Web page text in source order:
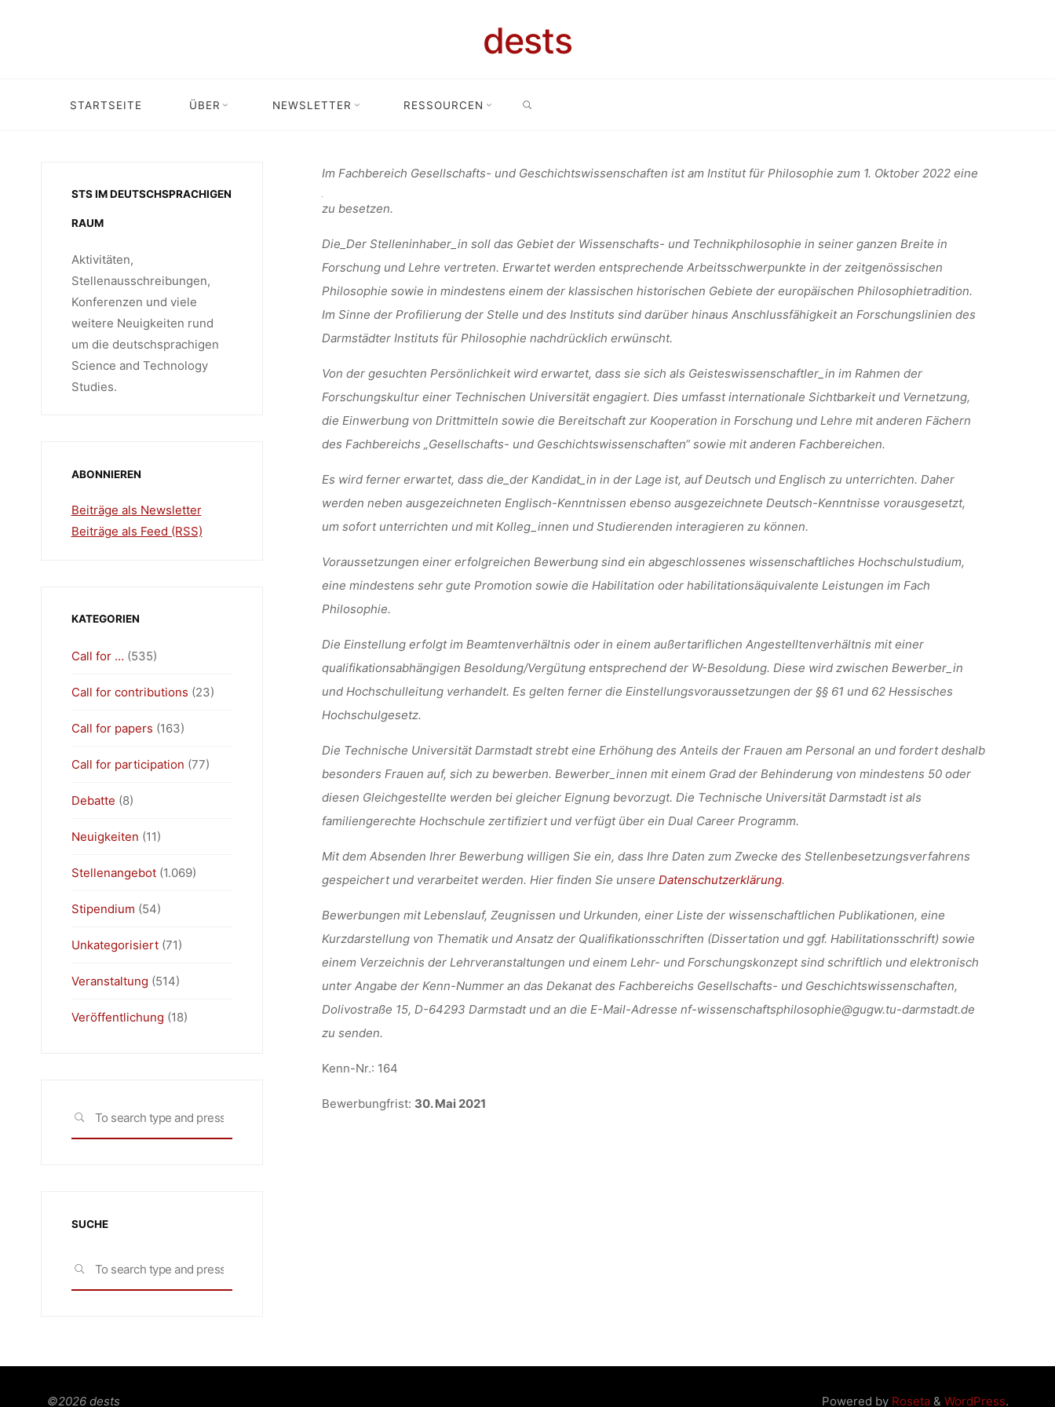
dests
STARTSEITE ÜBER NEWSLETTER RESSOURCEN
UNIVERSITÄTSPROFESSUR (W2)
FÜR „WISSENSCHAFTS- UND
TECHNIKPHILOSOPHIE“ AN DER
TU DARMSTADT
HomeStellenangebot Stellenangebot: Universitätsprofessur (W2) für „Wissenschafts- und Technikphilosophie“ an der TU Darmstadt
Im Fachbereich Gesellschafts- und Geschichtswissenschaften ist am Institut für Philosophie zum 1. Oktober 2022 eine
zu besetzen.
Die_Der Stelleninhaber_in soll das Gebiet der Wissenschafts- und Technikphilosophie in seiner ganzen Breite in
Forschung und Lehre vertreten. Erwartet werden entsprechende Arbeitsschwerpunkte in der zeitgenössischen
Philosophie sowie in mindestens einem der klassischen historischen Gebiete der europäischen Philosophietradition.
Im Sinne der Profilierung der Stelle und des Instituts sind darüber hinaus Anschlussfähigkeit an Forschungslinien des
Darmstädter Instituts für Philosophie nachdrücklich erwünscht.
Von der gesuchten Persönlichkeit wird erwartet, dass sie sich als Geisteswissenschaftler_in im Rahmen der
Forschungskultur einer Technischen Universität engagiert. Dies umfasst internationale Sichtbarkeit und Vernetzung,
die Einwerbung von Drittmitteln sowie die Bereitschaft zur Kooperation in Forschung und Lehre mit anderen Fächern
des Fachbereichs „Gesellschafts- und Geschichtswissenschaften“ sowie mit anderen Fachbereichen.
Es wird ferner erwartet, dass die_der Kandidat_in in der Lage ist, auf Deutsch und Englisch zu unterrichten. Daher
werden neben ausgezeichneten Englisch-Kenntnissen ebenso ausgezeichnete Deutsch-Kenntnisse vorausgesetzt,
um sofort unterrichten und mit Kolleg_innen und Studierenden interagieren zu können.
Voraussetzungen einer erfolgreichen Bewerbung sind ein abgeschlossenes wissenschaftliches Hochschulstudium,
eine mindestens sehr gute Promotion sowie die Habilitation oder habilitationsäquivalente Leistungen im Fach
Philosophie.
Die Einstellung erfolgt im Beamtenverhältnis oder in einem außertariflichen Angestelltenverhältnis mit einer
qualifikationsabhängigen Besoldung/Vergütung entsprechend der W-Besoldung. Diese wird zwischen Bewerber_in
und Hochschulleitung verhandelt. Es gelten ferner die Einstellungsvoraussetzungen der §§ 61 und 62 Hessisches
Hochschulgesetz.
Die Technische Universität Darmstadt strebt eine Erhöhung des Anteils der Frauen am Personal an und fordert deshalb
besonders Frauen auf, sich zu bewerben. Bewerber_innen mit einem Grad der Behinderung von mindestens 50 oder
diesen Gleichgestellte werden bei gleicher Eignung bevorzugt. Die Technische Universität Darmstadt ist als
familiengerechte Hochschule zertifiziert und verfügt über ein Dual Career Programm.
Mit dem Absenden Ihrer Bewerbung willigen Sie ein, dass Ihre Daten zum Zwecke des Stellenbesetzungsverfahrens
gespeichert und verarbeitet werden. Hier finden Sie unsere Datenschutzerklärung.
Bewerbungen mit Lebenslauf, Zeugnissen und Urkunden, einer Liste der wissenschaftlichen Publikationen, eine
Kurzdarstellung von Thematik und Ansatz der Qualifikationsschriften (Dissertation und ggf. Habilitationsschrift) sowie
einem Verzeichnis der Lehrveranstaltungen und einem Lehr- und Forschungskonzept sind schriftlich und elektronisch
unter Angabe der Kenn-Nummer an das Dekanat des Fachbereichs Gesellschafts- und Geschichtswissenschaften,
Dolivostraße 15, D-64293 Darmstadt und an die E-Mail-Adresse nf-wissenschaftsphilosophie@gugw.tu-darmstadt.de
zu senden.
Kenn-Nr.: 164
Bewerbungfrist: 30. Mai 2021
STS IM DEUTSCHSPRACHIGEN
RAUM
Aktivitäten,
Stellenausschreibungen,
Konferenzen und viele
weitere Neuigkeiten rund
um die deutschsprachigen
Science and Technology
Studies.
ABONNIEREN
Beiträge als Newsletter
Beiträge als Feed (RSS)
KATEGORIEN
Call for … (535)
Call for contributions (23)
Call for papers (163)
Call for participation (77)
Debatte (8)
Neuigkeiten (11)
Stellenangebot(1.069)
Stipendium (54)
Unkategorisiert(71)
Veranstaltung (514)
Veröffentlichung (18)
SEARCH
SUCHE
SEARCH
Powered byRoseta& WordPress.
©2026 dests